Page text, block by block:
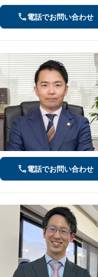
電話でお問い合わせ
電話でお問い合わせ